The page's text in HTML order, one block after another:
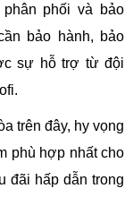
phối và bảo
bảo hành, bảo
sự hỗ trợ từ đội
trên đây, hy vọng
phù hợp nhất cho
đãi hấp dẫn trong